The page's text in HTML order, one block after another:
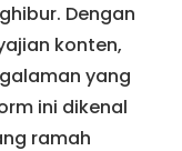
Dengan
konten,
yang
ini dikenal
ramah